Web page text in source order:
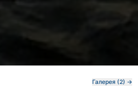
Галерея (2) →